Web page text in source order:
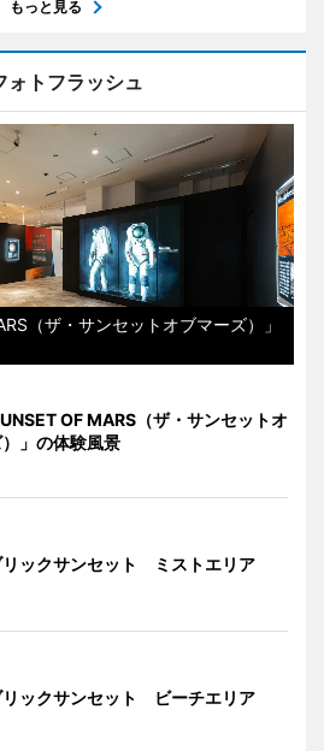
もっと見る
ォトフラッシュ
（ザ・サンセットオブマーズ）」
OF MARS（ザ・サンセットオ
」の体験風景
リックサンセット ミストエリア
リックサンセット ビーチエリア